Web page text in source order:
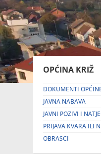
OPĆINA KRIŽ
DOKUMENTI
JAVNA NABAVA
JAVNI POZIVI I
PRIJAVA KVARA ILI
OBRASCI